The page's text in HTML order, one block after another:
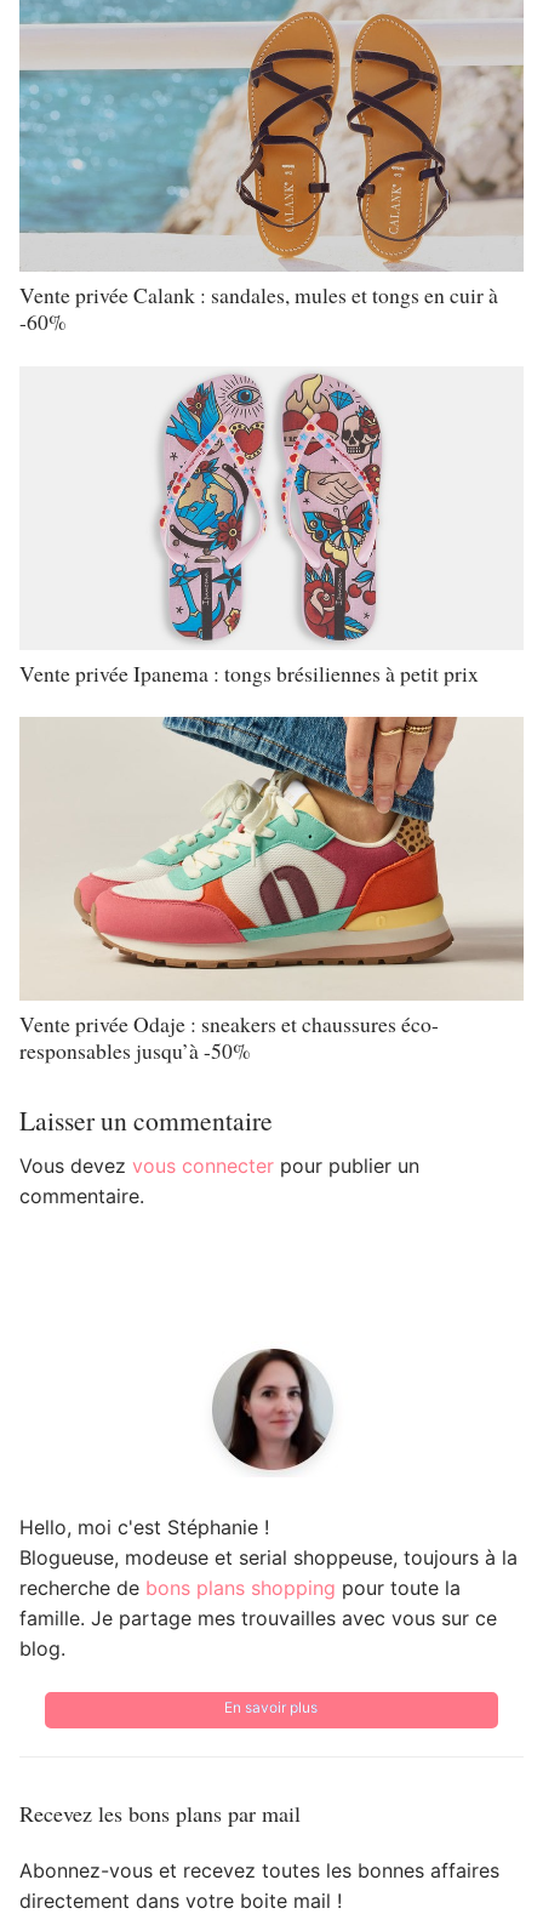
Vente privée Calank : sandales, mules et tongs en cuir à
-60%
Vente privée Ipanema : tongs brésiliennes à petit prix
Vente privée Odaje : sneakers et chaussures éco-
responsables jusqu’à -50%
Laisser un commentaire
Vous devez vous connecter pour publier un
commentaire.
Hello, moi c'est Stéphanie !
Blogueuse, modeuse et serial shoppeuse, toujours à la
recherche de bons plans shopping pour toute la
famille. Je partage mes trouvailles avec vous sur ce
blog.
En savoir plus
Recevez les bons plans par mail
Abonnez-vous et recevez toutes les bonnes affaires
directement dans votre boite mail !